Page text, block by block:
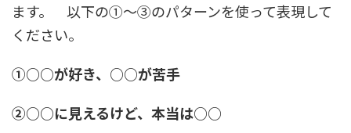
ます。 以下の①～③のパターンを使って表現して
ください。
①○○が好き、○○が苦手
②○○に見えるけど、本当は○○